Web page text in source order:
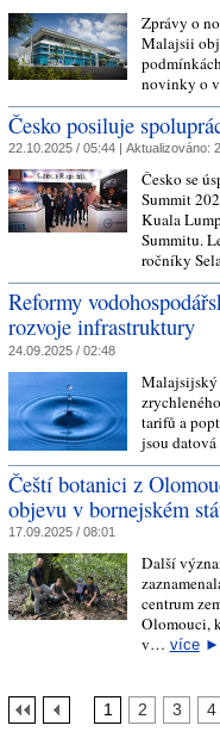
Zprávy o
Malajsii
novinky o
Česko posiluje
22.10.2025 / 05:44 | Aktualizováno:
Česko se
Summit
Kuala
Summitu.
ročníky
Reformy
rozvoje infrastruktury
24.09.2025 / 02:48
Malajsijský
tarifů a
jsou
Čeští botanici z
objevu v bornejském
17.09.2025 / 08:01
Další
centrum
Olomouci,
v… více►
1 2 3 4